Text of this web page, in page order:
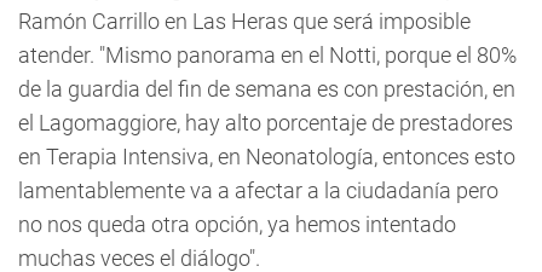
Ramón Carrillo en Las Heras que será imposible
atender. "Mismo panorama en el Notti, porque el 80%
de la guardia del fin de semana es con prestación, en
el Lagomaggiore, hay alto porcentaje de prestadores
en Terapia Intensiva, en Neonatología, entonces esto
lamentablemente va a afectar a la ciudadanía pero
no nos queda otra opción, ya hemos intentado
muchas veces el diálogo".